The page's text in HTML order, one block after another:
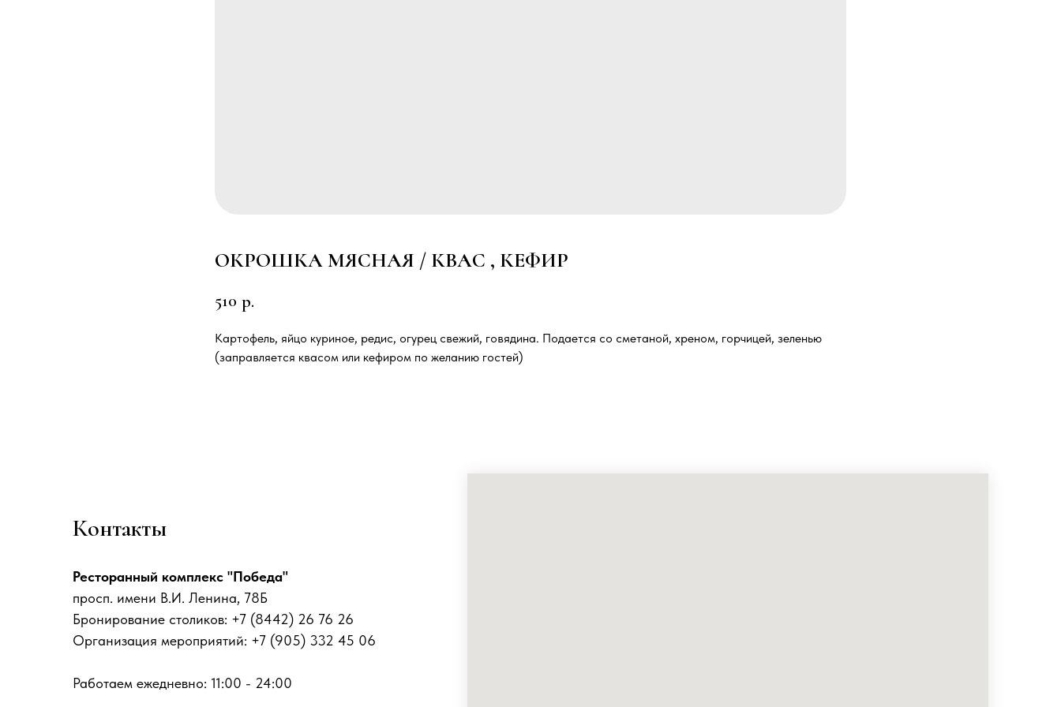
ОКРОШКА МЯСНАЯ / КВАС , КЕФИР
510 р.
Картофель, яйцо куриное, редис, огурец свежий, говядина. Подается со сметаной, хреном, горчицей, зеленью
(заправляется квасом или кефиром по желанию гостей)
Контакты
Ресторанный комплекс "Победа"
просп. имени В.И. Ленина, 78Б
Бронирование столиков: +7 (8442) 26 76 26
Организация мероприятий: +7 (905) 332 45 06
Работаем ежедневно: 11:00 - 24:00